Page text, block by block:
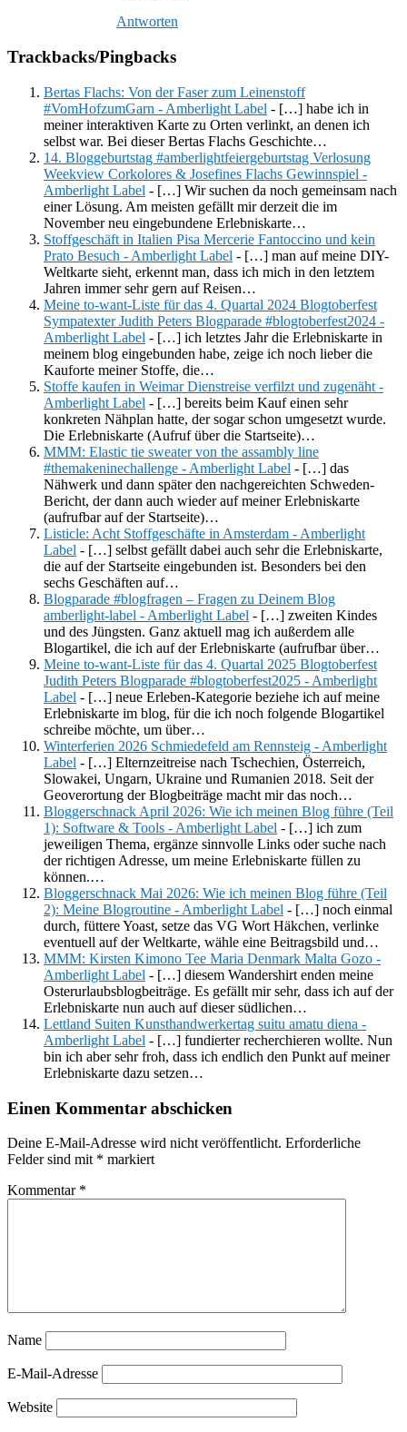
Antworten
Trackbacks/Pingbacks
Bertas Flachs: Von der Faser zum Leinenstoff
#VomHofzumGarn - Amberlight Label - […] habe ich in
meiner interaktiven Karte zu Orten verlinkt, an denen ich
selbst war. Bei dieser Bertas Flachs Geschichte…
14. Bloggeburtstag #amberlightfeiergeburtstag Verlosung
Weekview Corkolores & Josefines Flachs Gewinnspiel -
Amberlight Label - […] Wir suchen da noch gemeinsam nach
einer Lösung. Am meisten gefällt mir derzeit die im
November neu eingebundene Erlebniskarte…
Stoffgeschäft in Italien Pisa Mercerie Fantoccino und kein
Prato Besuch - Amberlight Label - […] man auf meine DIY-
Weltkarte sieht, erkennt man, dass ich mich in den letztem
Jahren immer sehr gern auf Reisen…
Meine to-want-Liste für das 4. Quartal 2024 Blogtoberfest
Sympatexter Judith Peters Blogparade #blogtoberfest2024 -
Amberlight Label - […] ich letztes Jahr die Erlebniskarte in
meinem blog eingebunden habe, zeige ich noch lieber die
Kauforte meiner Stoffe, die…
Stoffe kaufen in Weimar Dienstreise verfilzt und zugenäht -
Amberlight Label - […] bereits beim Kauf einen sehr
konkreten Nähplan hatte, der sogar schon umgesetzt wurde.
Die Erlebniskarte (Aufruf über die Startseite)…
MMM: Elastic tie sweater von the assambly line
#themakeninechallenge - Amberlight Label - […] das
Nähwerk und dann später den nachgereichten Schweden-
Bericht, der dann auch wieder auf meiner Erlebniskarte
(aufrufbar auf der Startseite)…
Listicle: Acht Stoffgeschäfte in Amsterdam - Amberlight
Label - […] selbst gefällt dabei auch sehr die Erlebniskarte,
die auf der Startseite eingebunden ist. Besonders bei den
sechs Geschäften auf…
Blogparade #blogfragen – Fragen zu Deinem Blog
amberlight-label - Amberlight Label - […] zweiten Kindes
und des Jüngsten. Ganz aktuell mag ich außerdem alle
Blogartikel, die ich auf der Erlebniskarte (aufrufbar über…
Meine to-want-Liste für das 4. Quartal 2025 Blogtoberfest
Judith Peters Blogparade #blogtoberfest2025 - Amberlight
Label - […] neue Erleben-Kategorie beziehe ich auf meine
Erlebniskarte im blog, für die ich noch folgende Blogartikel
schreibe möchte, um über…
Winterferien 2026 Schmiedefeld am Rennsteig - Amberlight
Label - […] Elternzeitreise nach Tschechien, Österreich,
Slowakei, Ungarn, Ukraine und Rumanien 2018. Seit der
Geoverortung der Blogbeiträge macht mir das noch…
Bloggerschnack April 2026: Wie ich meinen Blog führe (Teil
1): Software & Tools - Amberlight Label - […] ich zum
jeweiligen Thema, ergänze sinnvolle Links oder suche nach
der richtigen Adresse, um meine Erlebniskarte füllen zu
können.…
Bloggerschnack Mai 2026: Wie ich meinen Blog führe (Teil
2): Meine Blogroutine - Amberlight Label - […] noch einmal
durch, füttere Yoast, setze das VG Wort Häkchen, verlinke
eventuell auf der Weltkarte, wähle eine Beitragsbild und…
MMM: Kirsten Kimono Tee Maria Denmark Malta Gozo -
Amberlight Label - […] diesem Wandershirt enden meine
Osterurlaubsblogbeiträge. Es gefällt mir sehr, dass ich auf der
Erlebniskarte nun auch auf dieser südlichen…
Lettland Suiten Kunsthandwerkertag suitu amatu diena -
Amberlight Label - […] fundierter recherchieren wollte. Nun
bin ich aber sehr froh, dass ich endlich den Punkt auf meiner
Erlebniskarte dazu setzen…
Einen Kommentar abschicken
Deine E-Mail-Adresse wird nicht veröffentlicht. Erforderliche
Felder sind mit * markiert
Kommentar *
Name
E-Mail-Adresse
Website